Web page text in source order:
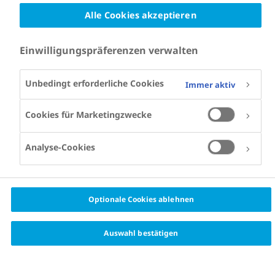
Alle Cookies akzeptieren
Einwilligungspräferenzen verwalten
Unbedingt erforderliche Cookies Immer aktiv
Cookies für Marketingzwecke
Analyse-Cookies
Optionale Cookies ablehnen
Auswahl bestätigen